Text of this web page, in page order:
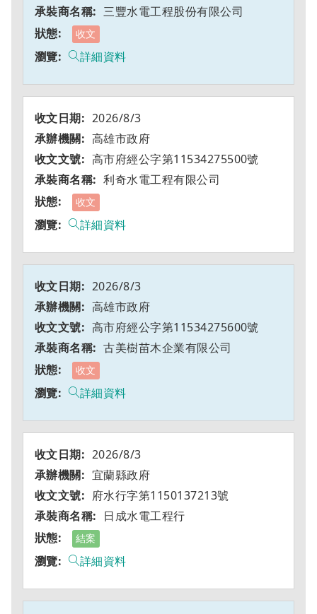
三豐水電工程股份有限公司
收文
詳細資料
2026/8/3
高雄市政府
高市府經公字第11534275500號
利奇水電工程有限公司
收文
詳細資料
2026/8/3
高雄市政府
高市府經公字第11534275600號
古美樹苗木企業有限公司
收文
詳細資料
2026/8/3
宜蘭縣政府
府水行字第1150137213號
日成水電工程行
結案
詳細資料